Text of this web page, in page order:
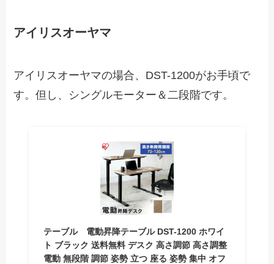
アイリスオーヤマ
アイリスオーヤマの場合、DST-1200がお手頃で
す。但し、シングルモーター＆二段階です。
テーブル 電動昇降テーブル DST-1200 ホワイ
ト ブラック 送料無料 デスク 高さ調節 高さ調整
電動 無段階 調節 姿勢 立つ 座る 姿勢 集中 オフ